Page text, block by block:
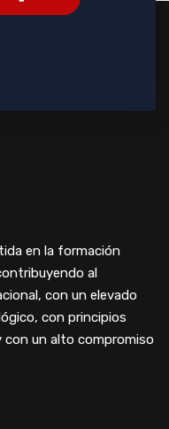
en la formación
al
con un elevado
con principios
con un alto compromiso